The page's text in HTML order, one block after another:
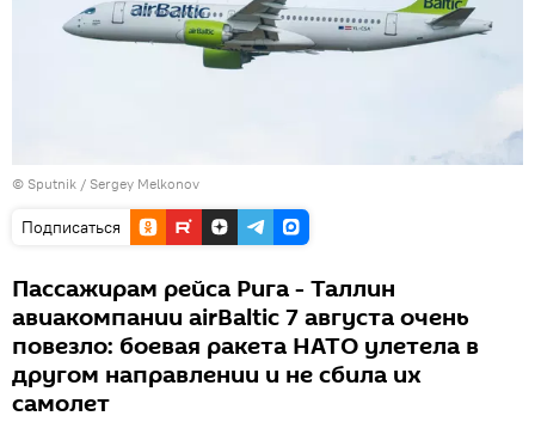
© Sputnik / Sergey Melkonov
Подписаться
Пассажирам рейса Рига - Таллин
авиакомпании airBaltic 7 августа очень
повезло: боевая ракета НАТО улетела в
другом направлении и не сбила их
самолет